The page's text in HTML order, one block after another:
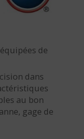
de
dans
au bon
gage de